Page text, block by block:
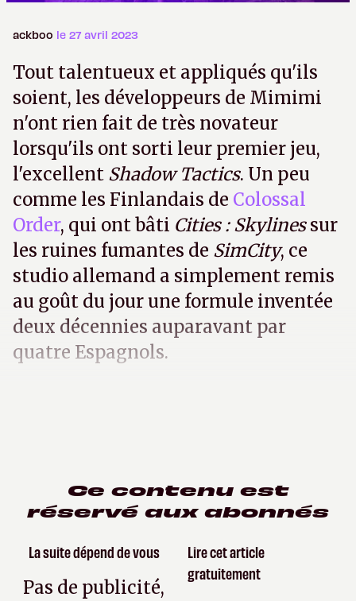
ackboo le 27 avril 2023
Tout talentueux et appliqués qu'ils
soient, les développeurs de Mimimi
n'ont rien fait de très novateur
lorsqu'ils ont sorti leur premier jeu,
l'excellent Shadow Tactics. Un peu
comme les Finlandais de Colossal
Order, qui ont bâti Cities : Skylinessur
les ruines fumantes de SimCity, ce
studio allemand a simplement remis
au goût du jour une formule inventée
deux décennies auparavant par
quatre Espagnols.
Ce contenu est
réservé aux abonnés
La suite dépend de vous
Pas de publicité,
Lire cet article
gratuitement